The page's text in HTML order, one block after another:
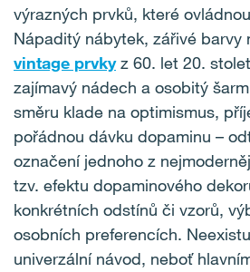
výrazných prvků, které
Nápaditý nábytek, zářivé barvy
vintage prvkyz 60. let 20.
zajímavý nádech a osobitý
směru klade na optimismus,
pořádnou dávku dopaminu –
označení jednoho z
tzv. efektu dopaminového
konkrétních odstínů či vzorů,
osobních preferencích.
univerzální návod, neboť